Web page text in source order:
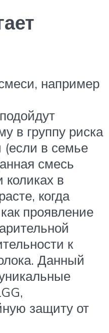
например
в группу риска
в семье
смесь
коликах в
когда
проявление
к
Данный
защиту от